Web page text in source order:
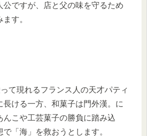
公ですが、店と父の味を守るため
す。
て現れるフランス人の天才パティ
長ける一方、和菓子は門外漢。に
んこや工芸菓子の勝負に踏み込
「海」を救おうとします。